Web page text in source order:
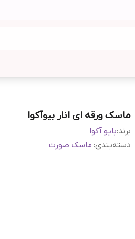
ماسک ورقه ای انار بیوآکوا
برند:بایو آکوا
دسته‌بندی: ماسک صورت